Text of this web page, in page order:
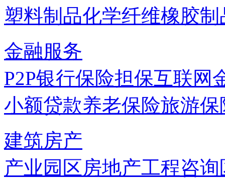
塑料制品化学纤维橡胶制
金融服务
P2P银行保险担保互联网
小额贷款养老保险旅游保
建筑房产
产业园区房地产工程咨询